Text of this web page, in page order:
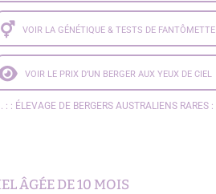
VOIR LA GÉNÉTIQUE & TESTS DE FANTÔMETTE
VOIR LE PRIX D’UN BERGER AUX YEUX DE CIEL
. : : ÉLEVAGE DE BERGERS AUSTRALIENS RARES :
ÂGÉE DE 10 MOIS